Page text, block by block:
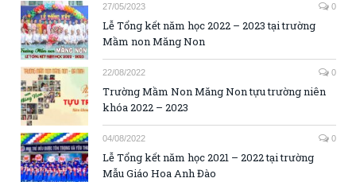
27/05/2023 0
Lễ Tổng kết năm học 2022 – 2023 tại trường
Mầm non Măng Non
22/08/2022 0
Trường Mầm Non Măng Non tựu trường niên
khóa 2022 – 2023
04/08/2022 0
Lễ Tổng kết năm học 2021 – 2022 tại trường
Mẫu Giáo Hoa Anh Đào